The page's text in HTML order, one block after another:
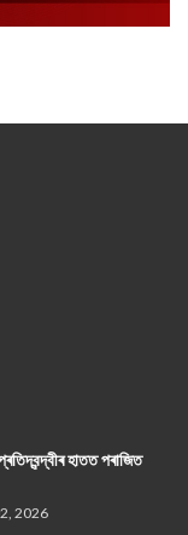
হাতত পৰাজিত
2026